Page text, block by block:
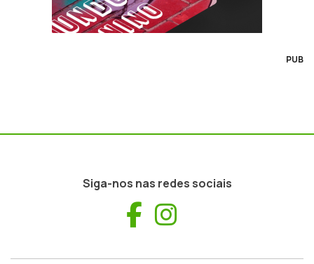
PUB
Siga-nos nas redes sociais
Facebook